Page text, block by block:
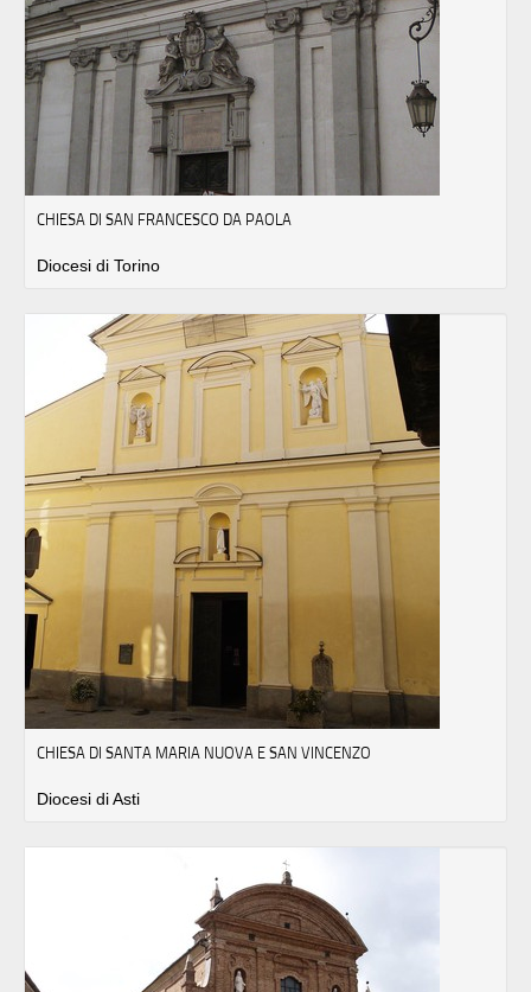
CHIESA DI SAN FRANCESCO DA PAOLA
Diocesi di Torino
CHIESA DI SANTA MARIA NUOVA E SAN VINCENZO
Diocesi di Asti